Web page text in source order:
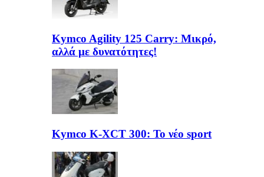
Kymco Agility 125 Carry: Μικρό,
αλλά με δυνατότητες!
Kymco K-XCT 300: Το νέο sport